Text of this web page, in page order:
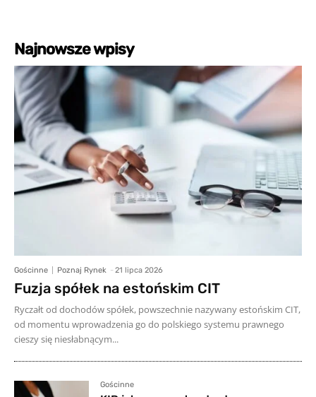
Najnowsze wpisy
Gościnne Poznaj Rynek - 21 lipca 2026
Fuzja spółek na estońskim CIT
Ryczałt od dochodów spółek, powszechnie nazywany estońskim CIT,
od momentu wprowadzenia go do polskiego systemu prawnego
cieszy się niesłabnącym...
Gościnne